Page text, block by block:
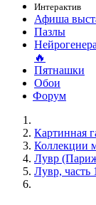
Интерактив
Афиша
Пазлы
🔥
Пятнашки
Обои
Форум
Картинная
Коллекции
Лувр
Лувр, часть 1